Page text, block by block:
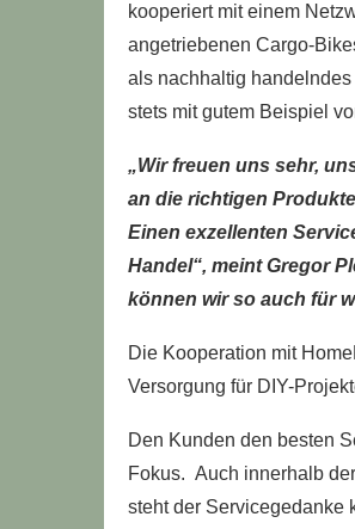
kooperiert mit einem
angetriebenen Cargo-
als nachhaltig
stets mit gutem Beispiel
„Wir freuen uns sehr,
an die richtigen
Einen exzellenten
Handel“, meint Gregor
können wir so auch für
Die Kooperation mit
Versorgung für DIY-
Den Kunden den besten
Fokus. Auch innerhalb
steht der Servicegedanke